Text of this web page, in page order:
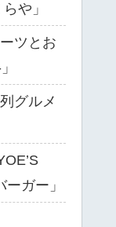
や」
ツとお
グルメ
ガー」